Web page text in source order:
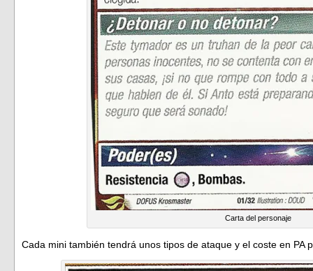
Carta del personaje
Cada mini también tendrá unos tipos de ataque y el coste en PA